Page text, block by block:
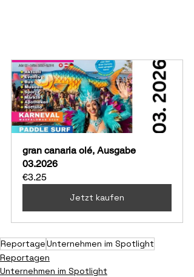
gran canaria olé, Ausgabe
03.2026
€3.25
Jetzt kaufen
ReportageUnternehmen im Spotlight
Reportagen
Unternehmen im Spotlight